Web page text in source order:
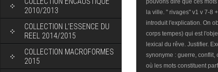
2010/2013
COLLECTION L’ESSENCE DU
REEL 2014/2015
COLLECTION MACROFORMES
2015